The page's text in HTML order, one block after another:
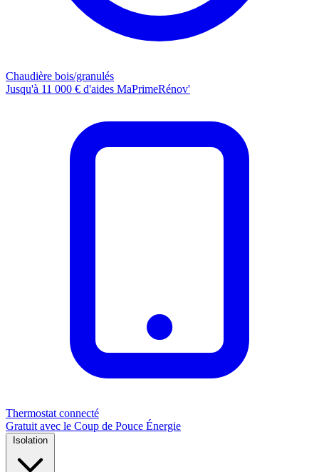
Chaudière bois/granulés
Jusqu'à 11 000 € d'aides MaPrimeRénov'
Thermostat connecté
Gratuit avec le Coup de Pouce Énergie